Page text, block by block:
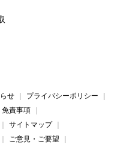
せ
プライバシーポリシー
免責事項
サイトマップ
ご意見・ご要望